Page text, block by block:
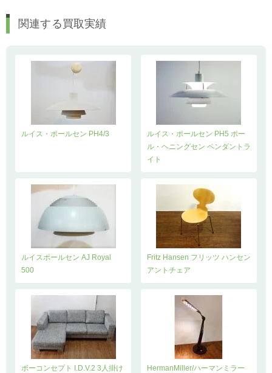
関連する買取実績
ルイス・ポールセン PH4/3
ルイス・ポールセン PH5 ポー
ル・ヘニングセン ペンダントラ
イト
ルイスポールセン AJ Royal
500
Fritz Hansen フリッツ ハンセン
アントチェア
ボーコンセプト I.D.V.2 3人掛け
HermanMiller/ハーマンミラー